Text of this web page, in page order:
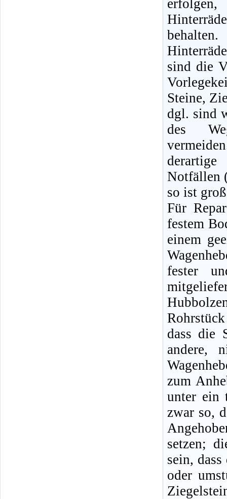
sind die
Steine,
dgl. sind
des
Notfällen
so ist
Für
festem
einem
fester
dass die
andere,
zum
unter ein
zwar so,
setzen;
sein,
oder